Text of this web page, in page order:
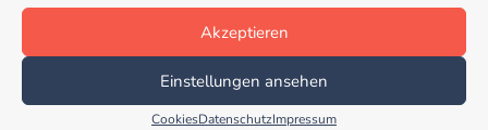
Akzeptieren
Einstellungen ansehen
CookiesDatenschutzImpressum
Stephanie Blesene
2017/18 Wildnispädagogische Ausbildung an der
"Wildnisschule Wildeshausen". Zusammen mit
meiner lustigen Mitbewohnerin und Katze "Rosa"